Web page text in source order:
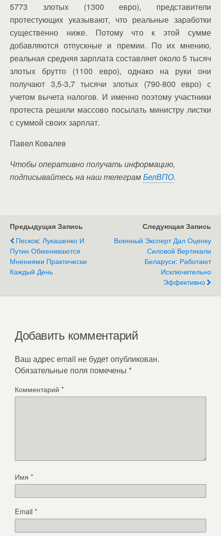
5773 злотых (1300 евро), представители
протестующих указывают, что реальные заработки
существенно ниже. Потому что к этой сумме
добавляются отпускные и премии. По их мнению,
реальная средняя зарплата составляет около 5 тысяч
злотых брутто (1100 евро), однако на руки они
получают 3,5-3,7 тысячи злотых (790-800 евро) с
учетом вычета налогов. И именно поэтому участники
протеста решили массово посылать министру листки
с суммой своих зарплат.
Павел Ковалев
Чтобы оперативно получать информацию,
подписывайтесь на наш телеграмБелВПО.
Предыдущая Запись
Песков: Лукашенко И
Путин Обмениваются
Мнениями Практически
Каждый День
Следующая Запись
Военный Эксперт Дал Оценку
Силовой Вертикали
Беларуси: Работают
Исключительно
Эффективно
Добавить комментарий
Ваш адрес email не будет опубликован.
Обязательные поля помечены *
Комментарий *
Имя *
Email*